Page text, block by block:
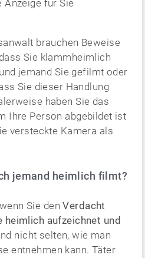
Anzeige für Sie
brauchen Beweise
Sie klammheimlich
jemand Sie gefilmt oder
Sie dieser Handlung
haben Sie das
Ihre Person abgebildet ist
versteckte Kamera als
jemand heimlich filmt?
Sie denVerdacht
heimlich aufzeichnet und
nicht selten, wie man
entnehmen kann. Täter